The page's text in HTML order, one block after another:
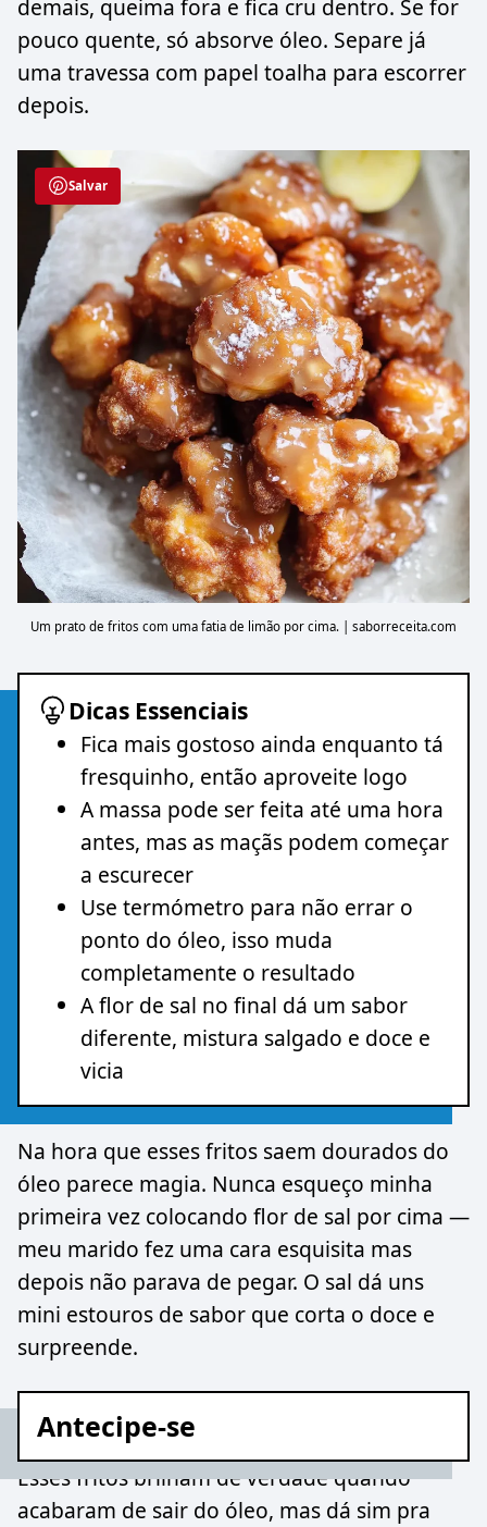
demais, queima fora e fica cru dentro. Se for
pouco quente, só absorve óleo. Separe já
uma travessa com papel toalha para escorrer
depois.
Salvar
Um prato de fritos com uma fatia de limão por cima. | saborreceita.com
Dicas Essenciais
Fica mais gostoso ainda enquanto tá
fresquinho, então aproveite logo
A massa pode ser feita até uma hora
antes, mas as maçãs podem começar
a escurecer
Use termómetro para não errar o
ponto do óleo, isso muda
completamente o resultado
A flor de sal no final dá um sabor
diferente, mistura salgado e doce e
vicia
Na hora que esses fritos saem dourados do
óleo parece magia. Nunca esqueço minha
primeira vez colocando flor de sal por cima —
meu marido fez uma cara esquisita mas
depois não parava de pegar. O sal dá uns
mini estouros de sabor que corta o doce e
surpreende.
Antecipe-se
Esses fritos brilham de verdade quando
acabaram de sair do óleo, mas dá sim pra